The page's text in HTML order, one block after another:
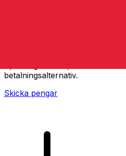
betalningsalternativ.
Skicka pengar